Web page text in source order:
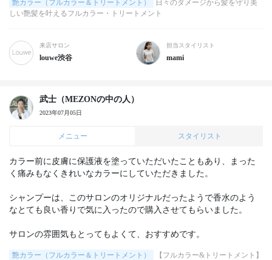
艶カラー（フルカラー＆トリートメント）
日々のダメージから髪を守り美
しい艶髪を叶えるフルカラー・トリートメント
来店サロン
louwe渋谷
担当スタイリスト
mami
武士（MEZONの中の人）
2023年07月05日
メニュー スタイリスト
カラー前に皮膚に保護液を塗っていただいたこともあり、まった
く痛みもなくきれいなカラーにしていただきました。
シャンプーは、このサロンのオリジナルだったようで香水のよう
なとても良い香りで気に入ったので購入させてもらいました。
サロンの雰囲気もとってもよくて、おすすめです。
艶カラー（フルカラー＆トリートメント）
【フルカラー&トリートメント】